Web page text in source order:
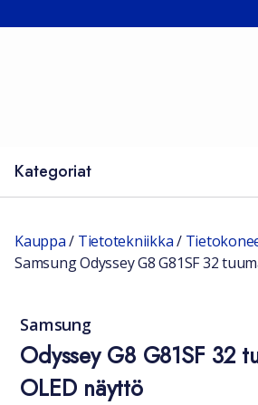
Kategoriat
Kauppa/ Tietotekniikka/
Samsung
Odyssey G8 G81SF 32
OLED näyttö